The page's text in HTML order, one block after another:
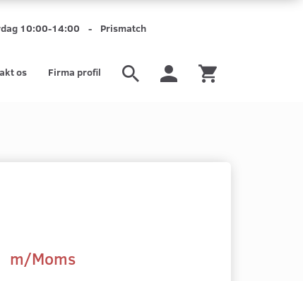
10:00-14:00 - Prismatch
Firma profil
os
m/Moms